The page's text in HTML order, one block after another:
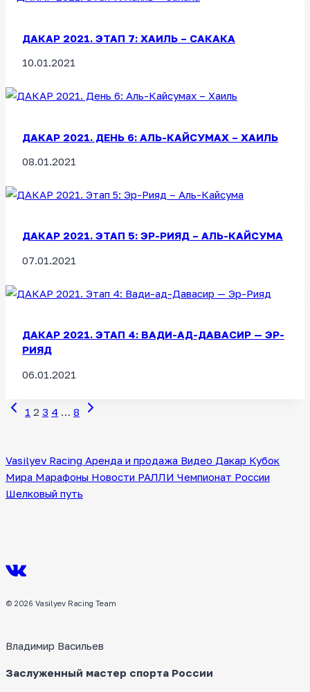
ДАКАР 2021. ЭТАП 7: ХАИЛЬ – САКАКА
10.01.2021
ДАКАР 2021. ДЕНЬ 6: АЛЬ-КАЙСУМАХ – ХАИЛЬ
08.01.2021
ДАКАР 2021. ЭТАП 5: ЭР-РИЯД – АЛЬ-КАЙСУМА
07.01.2021
ДАКАР 2021. ЭТАП 4: ВАДИ-АД-ДАВАСИР — ЭР-
РИЯД
06.01.2021
Навигация
страницам
Предыдущая
1 2 3 4 … 8
Следующая
Vasilyev Racing Аренда и продажа Видео Дакар Кубок
Мира Марафоны Новости РАЛЛИ Чемпионат России
Шелковый путь
© 2026 Vasilyev Racing Team
Владимир Васильев
Заслуженный мастер спорта России